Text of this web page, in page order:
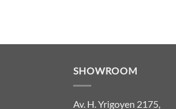
SHOWROOM
Av. H. Yrigoyen 2175,